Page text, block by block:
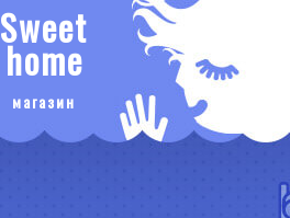
Sweet
home
магазин